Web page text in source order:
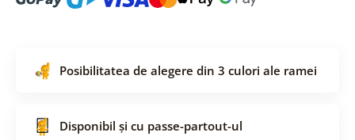
Posibilitatea de alegere din 3 culori ale ramei
Disponibil și cu passe-partout-ul